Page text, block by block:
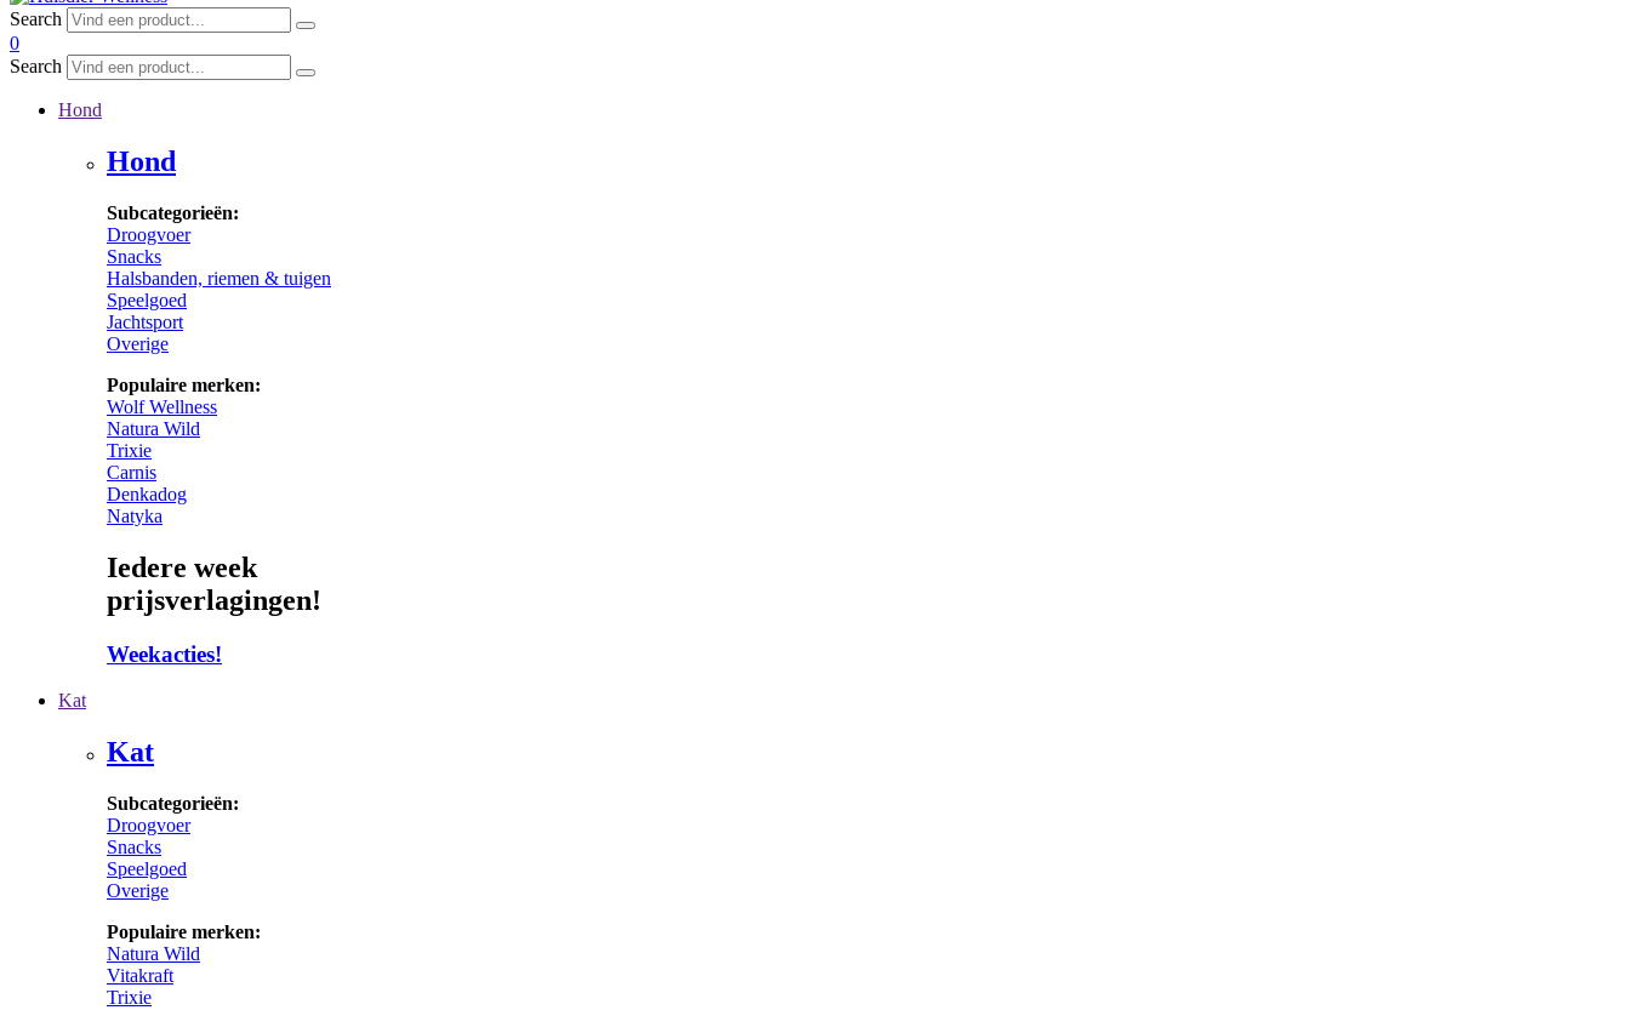
Search
0
Search
Hond
Hond
Subcategorieën:
Droogvoer
Snacks
Halsbanden, riemen & tuigen
Speelgoed
Jachtsport
Overige
Populaire merken:
Wolf Wellness
Natura Wild
Trixie
Carnis
Denkadog
Natyka
Iedere week
prijsverlagingen!
Weekacties!
Kat
Kat
Subcategorieën:
Droogvoer
Snacks
Speelgoed
Overige
Populaire merken:
Natura Wild
Vitakraft
Trixie